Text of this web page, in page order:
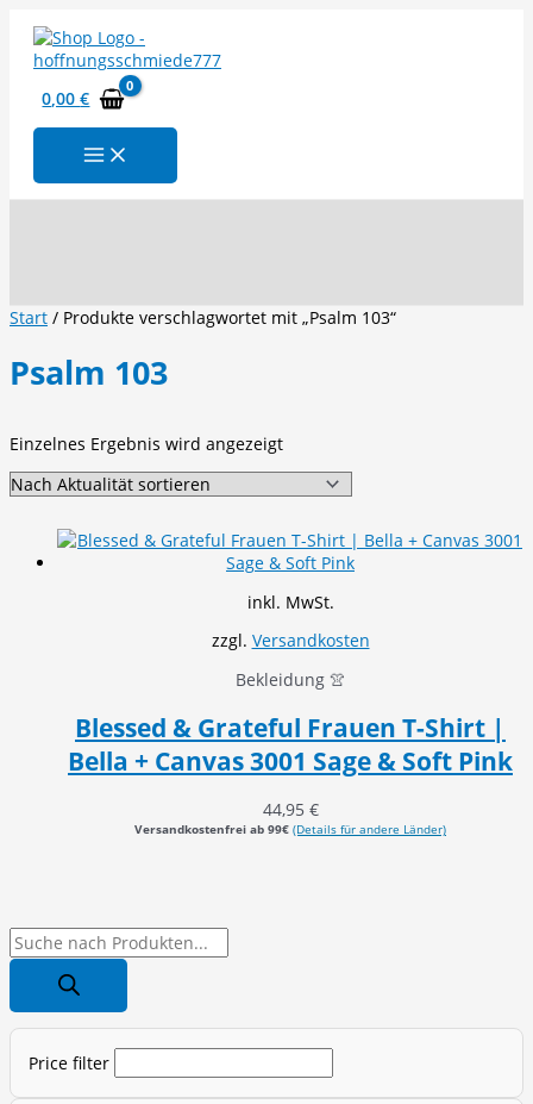
Inhalt
springen
0,00€
P
o
d
Price filter
Start / Produkte verschlagwortet mit „Psalm 103“
Psalm 103
Einzelnes Ergebnis wird angezeigt
inkl. MwSt.
zzgl. Versandkosten
Bekleidung 👚
Blessed & Grateful Frauen T-Shirt |
Bella + Canvas 3001 Sage & Soft Pink
44,95 €
Versandkostenfrei ab 99€ (Details für andere Länder)